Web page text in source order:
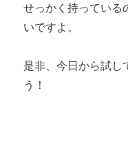
せっかく持っている
いですよ。
是非、今日から試し
う！